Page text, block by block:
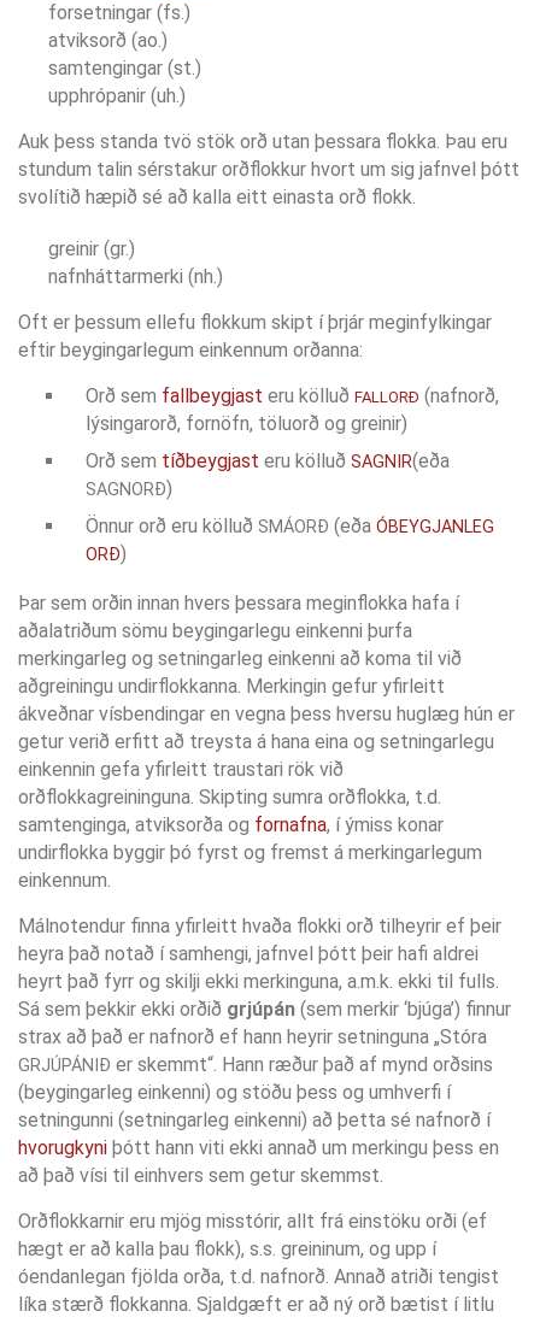
forsetningar (fs.)
atviksorð (ao.)
samtengingar (st.)
upphrópanir (uh.)
Auk þess standa tvö stök orð utan þessara flokka. Þau eru
stundum talin sérstakur orðflokkur hvort um sig jafnvel þótt
svolítið hæpið sé að kalla eitt einasta orð flokk.
greinir (gr.)
nafnháttarmerki (nh.)
Oft er þessum ellefu flokkum skipt í þrjár meginfylkingar
eftir beygingarlegum einkennum orðanna:
Orð sem fallbeygjast eru kölluð FALLORÐ (nafnorð,
lýsingarorð, fornöfn, töluorð og greinir)
Orð sem tíðbeygjast eru kölluð SAGNIR(eða
SAGNORÐ)
Önnur orð eru kölluð SMÁORÐ (eða ÓBEYGJANLEG
ORÐ)
Þar sem orðin innan hvers þessara meginflokka hafa í
aðalatriðum sömu beygingarlegu einkenni þurfa
merkingarleg og setningarleg einkenni að koma til við
aðgreiningu undirflokkanna. Merkingin gefur yfirleitt
ákveðnar vísbendingar en vegna þess hversu huglæg hún er
getur verið erfitt að treysta á hana eina og setningarlegu
einkennin gefa yfirleitt traustari rök við
orðflokkagreininguna. Skipting sumra orðflokka, t.d.
samtenginga, atviksorða og fornafna, í ýmiss konar
undirflokka byggir þó fyrst og fremst á merkingarlegum
einkennum.
Málnotendur finna yfirleitt hvaða flokki orð tilheyrir ef þeir
heyra það notað í samhengi, jafnvel þótt þeir hafi aldrei
heyrt það fyrr og skilji ekki merkinguna, a.m.k. ekki til fulls.
Sá sem þekkir ekki orðið grjúpán (sem merkir ‘bjúga’) finnur
strax að það er nafnorð ef hann heyrir setninguna „Stóra
GRJÚPÁNIÐ er skemmt“. Hann ræður það af mynd orðsins
(beygingarleg einkenni) og stöðu þess og umhverfi í
setningunni (setningarleg einkenni) að þetta sé nafnorð í
hvorugkyni þótt hann viti ekki annað um merkingu þess en
að það vísi til einhvers sem getur skemmst.
Orðflokkarnir eru mjög misstórir, allt frá einstöku orði (ef
hægt er að kalla þau flokk), s.s. greininum, og upp í
óendanlegan fjölda orða, t.d. nafnorð. Annað atriði tengist
líka stærð flokkanna. Sjaldgæft er að ný orð bætist í litlu